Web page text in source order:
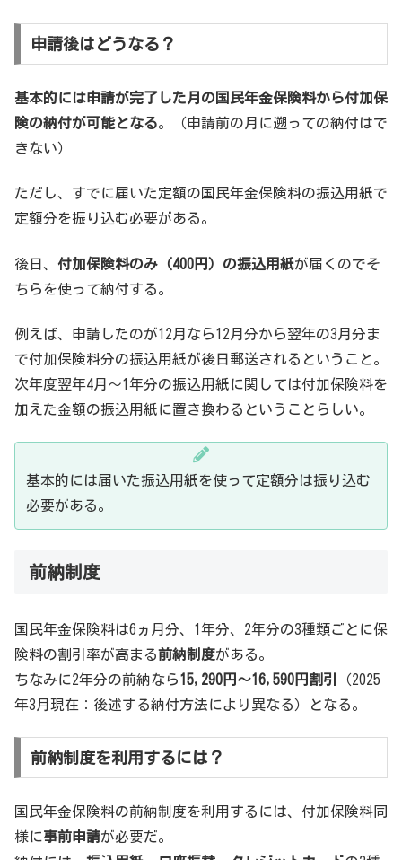
申請後はどうなる？
基本的には申請が完了した月の国民年金保険料から付加保
険の納付が可能となる。（申請前の月に遡っての納付はで
きない）
ただし、すでに届いた定額の国民年金保険料の振込用紙で
定額分を振り込む必要がある。
後日、 付加保険料のみ（400円）の振込用紙が届くのでそ
ちらを使って納付する。
例えば、申請したのが12月なら12月分から翌年の3月分ま
で付加保険料分の振込用紙が後日郵送されるということ。
次年度翌年4月～1年分の振込用紙に関しては付加保険料を
加えた金額の振込用紙に置き換わるということらしい。
基本的には届いた振込用紙を使って定額分は振り込む
必要がある。
前納制度
国民年金保険料は6ヵ月分、1年分、2年分の3種類ごとに保
険料の割引率が高まる前納制度がある。
ちなみに2年分の前納なら15,290円～16,590円割引
（2025
年3月現在：後述する納付方法により異なる）となる。
前納制度を利用するには？
国民年金保険料の前納制度を利用するには、付加保険料同
様に事前申請が必要だ。